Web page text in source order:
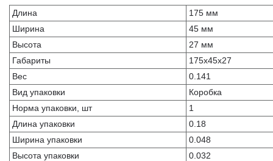
Длина
175 мм
Ширина
45 мм
Высота
27 мм
Габариты
175x45x27
Вес
0.141
Вид упаковки
Коробка
Норма упаковки, шт
1
Длина упаковки
0.18
Ширина упаковки
0.048
Высота упаковки
0.032